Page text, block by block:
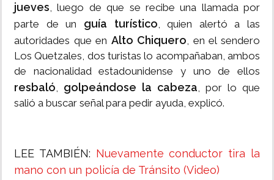
jueves, luego de que se recibe una llamada por
parte de un guía turístico, quien alertó a las
autoridades que en Alto Chiquero, en el sendero
Los Quetzales, dos turistas lo acompañaban, ambos
de nacionalidad estadounidense y uno de ellos
resbaló, golpeándose la cabeza, por lo que
salió a buscar señal para pedir ayuda, explicó.
LEE TAMBIÉN: Nuevamente conductor tira la
mano con un policía de Tránsito (Video)